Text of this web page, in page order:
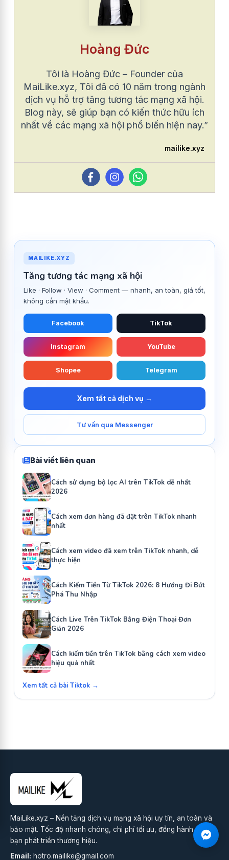
Hoàng Đức
Tôi là Hoàng Đức – Founder của
MaiLike.xyz, Tôi đã có 10 năm trong ngành
dịch vụ hỗ trợ tăng tương tác mạng xã hội.
Blog này, sẽ giúp bạn có kiến thức hữu ích
nhất về các mạng xã hội phổ biến hiện nay.”
mailike.xyz
MAILIKE.XYZ
Tăng tương tác mạng xã hội
Like · Follow · View · Comment — nhanh, an toàn, giá tốt,
không cần mật khẩu.
Facebook TikTok
Instagram YouTube
Shopee Telegram
Xem tất cả dịch vụ →
Tư vấn qua Messenger
Bài viết liên quan
Cách sử dụng bộ lọc AI trên TikTok dễ nhất
2026
Cách xem đơn hàng đã đặt trên TikTok nhanh
nhất
Cách xem video đã xem trên TikTok nhanh, dễ
thực hiện
Cách Kiếm Tiền Từ TikTok 2026: 8 Hướng Đi Bứt
Phá Thu Nhập
Cách Live Trên TikTok Bằng Điện Thoại Đơn
Giản 2026
Cách kiếm tiền trên TikTok bằng cách xem video
hiệu quả nhất
Xem tất cả bài Tiktok →
MaiLike.xyz – Nền tảng dịch vụ mạng xã hội uy tín, an toàn và
bảo mật. Tốc độ nhanh chóng, chi phí tối ưu, đồng hành cùng
bạn phát triển thương hiệu.
Email: hotro.mailike@gmail.com